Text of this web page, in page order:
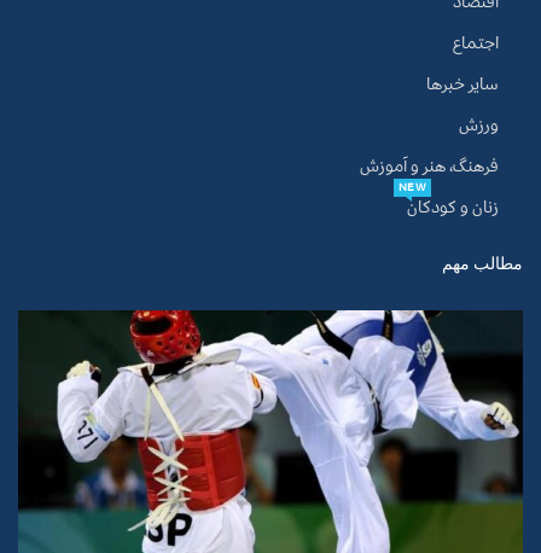
اجتماع
سایر خبرها
ورزش
فرهنگ، هنر و آموزش
زنان و کودکان
NEW
مطالب مهم